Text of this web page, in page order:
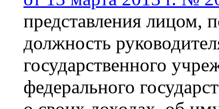
представления лицом,
должность
государственного
федерального